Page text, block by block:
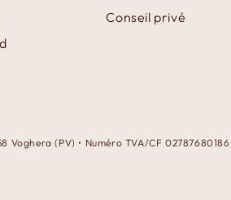
Conseil privé
Voghera (PV) • Numéro TVA/CF 02787680186